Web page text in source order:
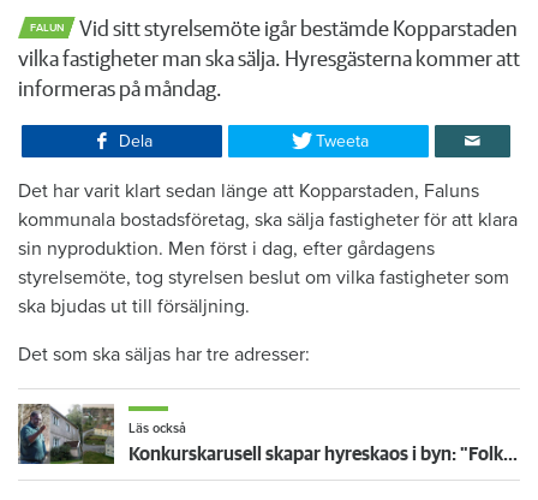
FALUN
Vid sitt styrelsemöte igår bestämde Kopparstaden
vilka fastigheter man ska sälja. Hyresgästerna kommer att
informeras på måndag.
Dela Tweeta
Det har varit klart sedan länge att Kopparstaden, Faluns
kommunala bostadsföretag, ska sälja fastigheter för att klara
sin nyproduktion. Men först i dag, efter gårdagens
styrelsemöte, tog styrelsen beslut om vilka fastigheter som
ska bjudas ut till försäljning.
Det som ska säljas har tre adresser:
Läs också
Konkurskarusell skapar hyreskaos i byn: "Folk vet varken ut eller in"